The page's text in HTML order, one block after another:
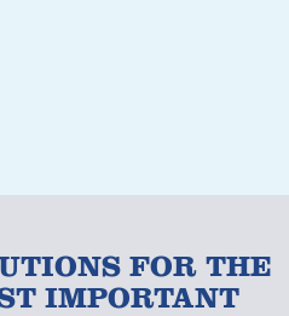
FOR THE
IMPORTANT